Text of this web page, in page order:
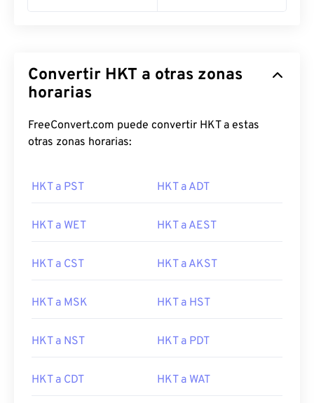
Convertir HKT a otras zonas
horarias
FreeConvert.com puede convertir HKT a estas
otras zonas horarias:
HKT a PST HKT a ADT
HKT a WET HKT a AEST
HKT a CST HKT a AKST
HKT a MSK HKT a HST
HKT a NST HKT a PDT
HKT a CDT HKT a WAT